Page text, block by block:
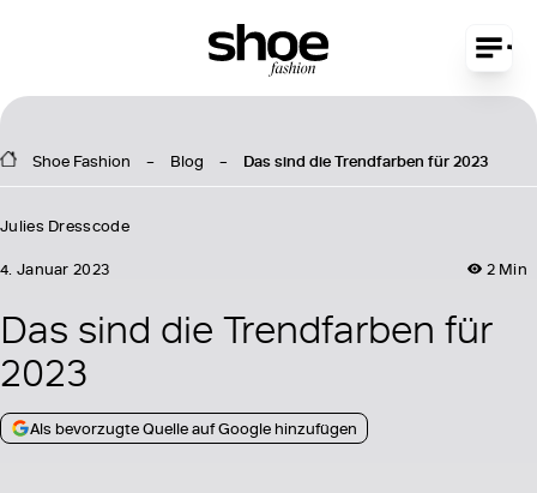
Shoe Fashion Blog Das sind die Trendfarben für 2023
Julies Dresscode
2 Min
4. Januar 2023
Das sind die Trendfarben für
2023
Als bevorzugte Quelle auf Google hinzufügen